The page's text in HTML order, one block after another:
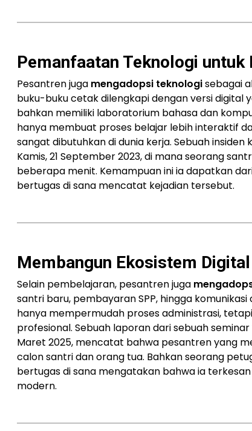
Pemanfaatan Teknologi untuk
Pesantren juga mengadopsi teknologisebagai
buku-buku cetak dilengkapi dengan versi
bahkan memiliki laboratorium bahasa dan
hanya membuat proses belajar lebih interaktif
sangat dibutuhkan di dunia kerja. Sebuah
Kamis, 21 September 2023, di mana seorang
beberapa menit. Kemampuan ini ia dapatkan
bertugas di sana mencatat kejadian tersebut.
Membangun Ekosistem
Selain pembelajaran, pesantren juga
santri baru, pembayaran SPP, hingga
hanya mempermudah proses administrasi,
profesional. Sebuah laporan dari sebuah
Maret 2025, mencatat bahwa pesantren yang
calon santri dan orang tua. Bahkan seorang
bertugas di sana mengatakan bahwa ia
modern.